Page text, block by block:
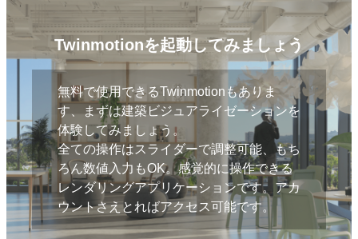
Twinmotionを起動してみましょう
無料で使用できるTwinmotionもありま
す、まずは建築ビジュアライゼーションを
体験してみましょう。
全ての操作はスライダーで調整可能、もち
ろん数値入力もOK。感覚的に操作できる
レンダリングアプリケーションです。アカ
ウントさえとればアクセス可能です。